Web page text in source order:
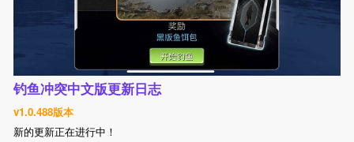
钓鱼冲突中文版更新日志
v1.0.488版本
新的更新正在进行中！